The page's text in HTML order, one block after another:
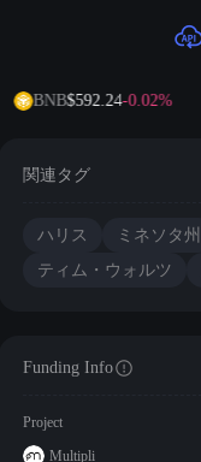
BNB$592.24-0.02%
関連タグ
ハリス
ミネソタ州
ティム・ウォルツ
Funding Info
Project
Multipli